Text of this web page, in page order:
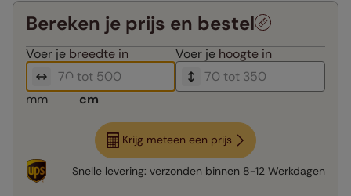
Bereken je prijs en bestel
Voer je breedte in Voer je hoogte in
mm cm
Krijg meteen een prijs
Snelle levering: verzonden binnen 8-12 Werkdagen